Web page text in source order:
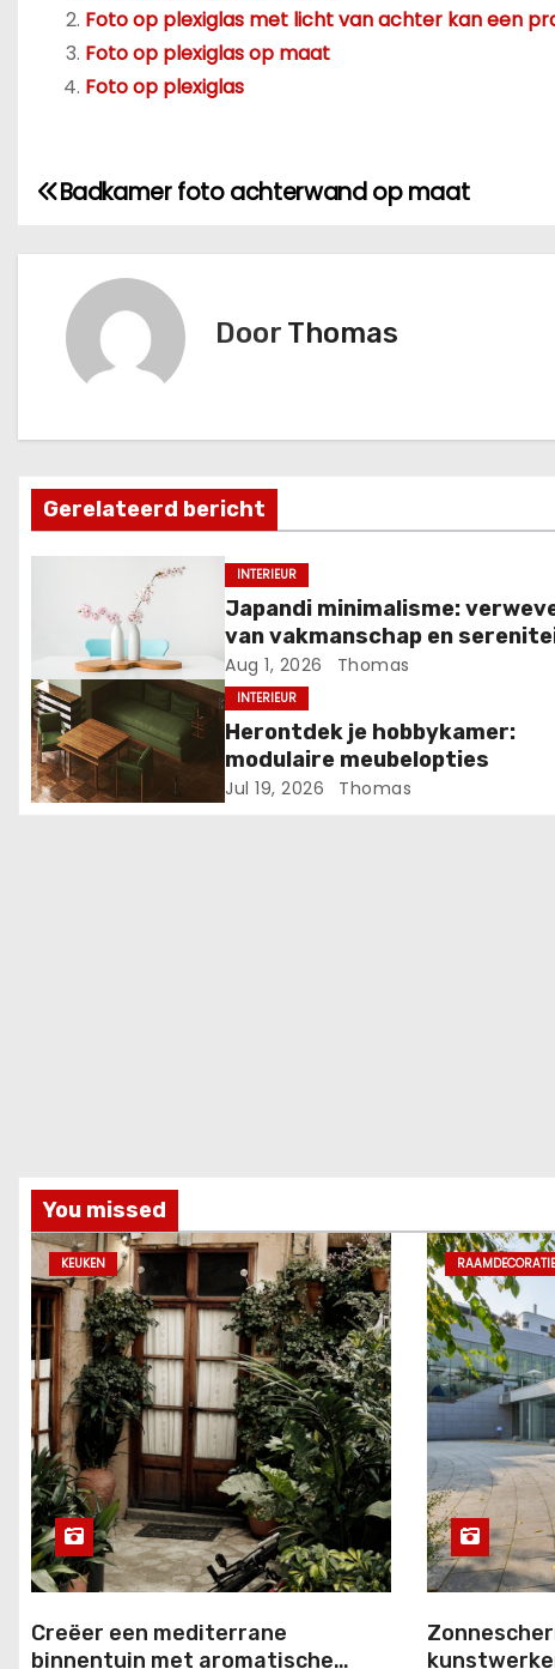
Foto op plexiglas met licht van achter kan een
Foto op plexiglas op maat
Foto op plexiglas
B
e
h
t
n
i
g
a
Badkamer foto achterwand op maat
Door Thomas
Gerelateerd bericht
INTERIEUR
Japandi minimalisme:
van vakmanschap en
Aug 1, 2026 Thomas
INTERIEUR
Herontdek je hobbykamer:
modulaire meubelopties
Jul 19, 2026 Thomas
You missed
KEUKEN
Creëer een mediterrane
binnentuin met aromatische
RAAMDECORATIE